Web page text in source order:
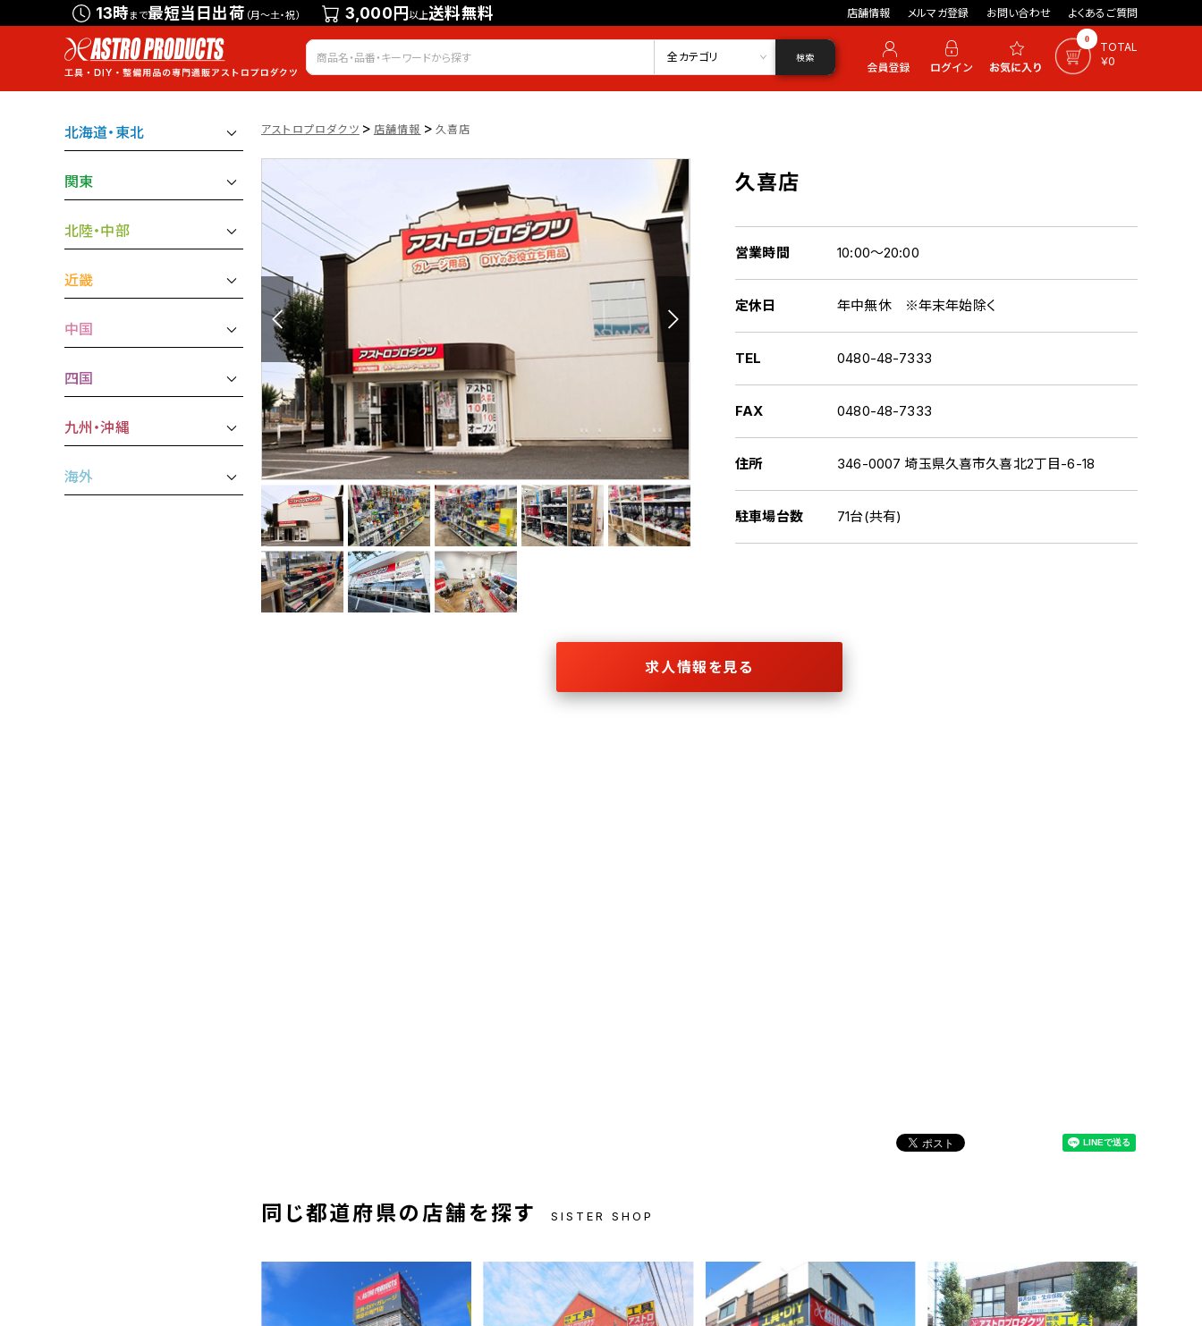
13時まで最短当日出荷 （月～土・祝） 3,000円以上送料無料 店舗情報 メルマガ登録 お問い合わせ よくあるご質問
会員登録 ログイン お気に入り 0
TOTAL
￥0
全カテゴリ 検索
北海道・東北
関東
北陸・中部
近畿
中国
四国
九州・沖縄
海外
アストロプロダクツ > 店舗情報 > 久喜店
久喜店
営業時間 10:00～20:00
定休日 年中無休 ※年末年始除く
TEL 0480-48-7333
FAX 0480-48-7333
住所 346-0007 埼玉県久喜市久喜北2丁目-6-18
駐車場台数 71台(共有)
求人情報を見る
同じ都道府県の店舗を探す SISTER SHOP